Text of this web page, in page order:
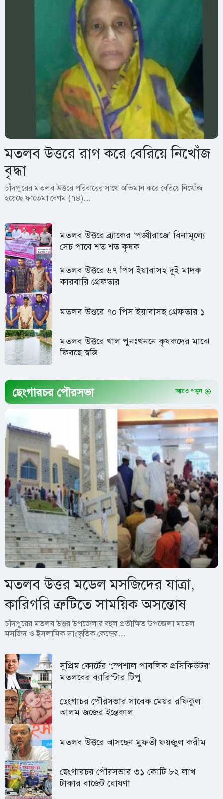
মতলব উত্তরে রাগ করে বেরিয়ে নিখোঁজ
বৃদ্ধা
চাঁদপুরের মতলব উত্তরে পরিবারের সাথে অভিমান করে বেরিয়ে নিখোঁজ
হয়েছে ফাতেমা বেগম (৭৪)…
মতলব উত্তরে ব্র্যাকের ‘পঙ্খীরাজে’ বিনামূল্যে
সেচ পাবে শত শত কৃষক
মতলব উত্তরে ৬৭ পিস ইয়াবাসহ দুই মাদক
কারবারি গ্রেফতার
মতলব উত্তরে ৭০ পিস ইয়াবাসহ গ্রেফতার ১
মতলব উত্তরে খাল পুনঃখননে কৃষকদের মাঝে
ফিরছে স্বস্তি
ছেংগারচর পৌরসভা আরও পড়ুন
মতলব উত্তর মডেল মসজিদের যাত্রা,
কারিগরি ত্রুটিতে সাময়িক অসন্তোষ
চাঁদপুরের মতলব উত্তর উপজেলার বহুল প্রতীক্ষিত উপজেলা মডেল
মসজিদ ও ইসলামিক সাংস্কৃতিক কেন্দ্রের…
সুপ্রিম কোর্টের ‘স্পেশাল পাবলিক প্রসিকিউটর’
মতলবের ব্যারিস্টার টিপু
ছেংগাচর পৌরসভার সাবেক মেয়র রফিকুল
আলম জজের ইন্তেকাল
মতলব উত্তরে আসছেন মুফতী ফয়জুল করীম
ছেংগারচর পৌরসভার ৩১ কোটি ৮২ লাখ
টাকার বাজেট ঘোষণা